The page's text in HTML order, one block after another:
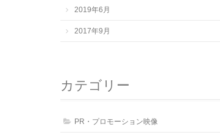
2019年6月
2017年9月
カテゴリー
PR・プロモーション映像